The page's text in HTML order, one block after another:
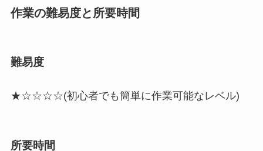
作業の難易度と所要時間
難易度
★☆☆☆☆(初心者でも簡単に作業可能なレベル)
所要時間